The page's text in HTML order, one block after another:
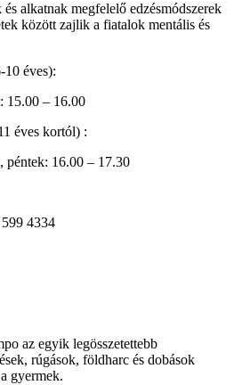
alkatnak megfelelő edzésmódszerek
között zajlik a fiatalok mentális és
10 éves):
15.00 – 16.00
éves kortól) :
péntek: 16.00 – 17.30
4334
az egyik legösszetettebb
rúgások, földharc és dobások
gyermek.